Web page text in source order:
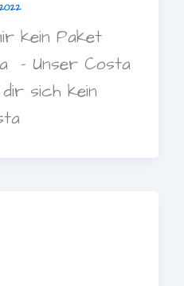
kein Paket
– Unser Costa
sich kein